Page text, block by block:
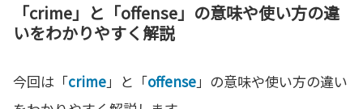
「crime」と「offense」の意味や使い方の違
いをわかりやすく解説
今回は「crime」と「offense」の意味や使い方の違い